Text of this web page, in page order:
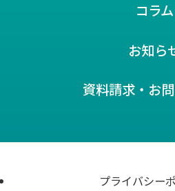
資料請求・お
お知ら
コラム
プライバシー